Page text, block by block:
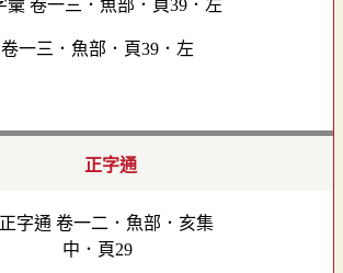
卷一三．魚部．頁39．左
正字通